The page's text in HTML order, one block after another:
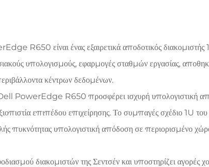
R650 είναι ένας εξαιρετικά αποδοτικός διακομιστής
υπολογισμούς, εφαρμογές σταθμών εργασίας,
κέντρων δεδομένων.
PowerEdge R650 προσφέρει ισχυρή υπολογιστική
επιπέδου επιχείρησης. Το συμπαγές σχέδιο 1U του
πυκνότητας υπολογιστική απόδοση σε περιορισμένο
διακομιστών της Σεντσέν και υποστηρίζει αγορές